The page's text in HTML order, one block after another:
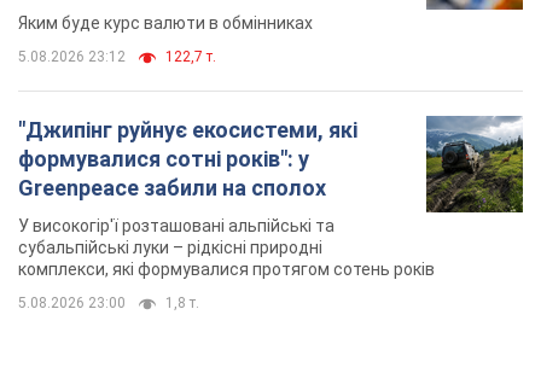
Яким буде курс валюти в обмінниках
5.08.2026 23:12 122,7 т.
"Джипінг руйнує екосистеми, які
формувалися сотні років": у
Greenpeace забили на сполох
У високогір'ї розташовані альпійські та
субальпійські луки – рідкісні природні
комплекси, які формувалися протягом сотень років
5.08.2026 23:00 1,8 т.